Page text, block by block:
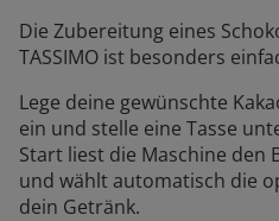
Die Zubereitung eines
TASSIMO ist besonders
Lege deine gewünschte
ein und stelle eine Tasse
Start liest die Maschine den
und wählt automatisch die
dein Getränk.